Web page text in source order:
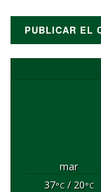
mar
37°C/ 20°C